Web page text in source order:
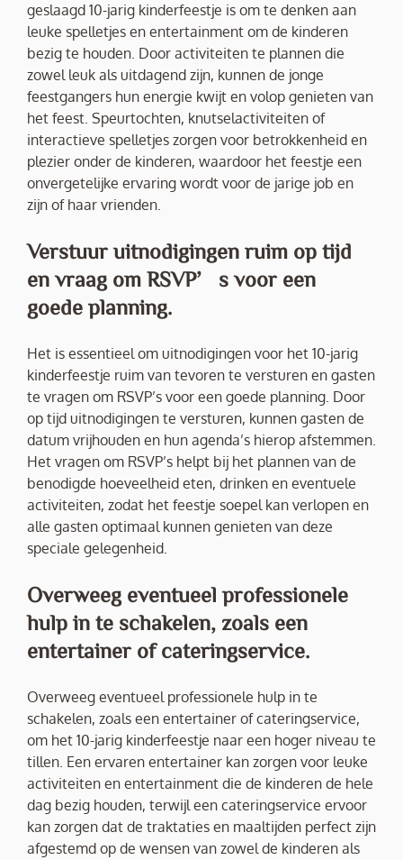
geslaagd 10-jarig kinderfeestje is om te denken aan
leuke spelletjes en entertainment om de kinderen
bezig te houden. Door activiteiten te plannen die
zowel leuk als uitdagend zijn, kunnen de jonge
feestgangers hun energie kwijt en volop genieten van
het feest. Speurtochten, knutselactiviteiten of
interactieve spelletjes zorgen voor betrokkenheid en
plezier onder de kinderen, waardoor het feestje een
onvergetelijke ervaring wordt voor de jarige job en
zijn of haar vrienden.
Verstuur uitnodigingen ruim op tijd
en vraag om RSVP’s voor een
goede planning.
Het is essentieel om uitnodigingen voor het 10-jarig
kinderfeestje ruim van tevoren te versturen en gasten
te vragen om RSVP’s voor een goede planning. Door
op tijd uitnodigingen te versturen, kunnen gasten de
datum vrijhouden en hun agenda’s hierop afstemmen.
Het vragen om RSVP’s helpt bij het plannen van de
benodigde hoeveelheid eten, drinken en eventuele
activiteiten, zodat het feestje soepel kan verlopen en
alle gasten optimaal kunnen genieten van deze
speciale gelegenheid.
Overweeg eventueel professionele
hulp in te schakelen, zoals een
entertainer of cateringservice.
Overweeg eventueel professionele hulp in te
schakelen, zoals een entertainer of cateringservice,
om het 10-jarig kinderfeestje naar een hoger niveau te
tillen. Een ervaren entertainer kan zorgen voor leuke
activiteiten en entertainment die de kinderen de hele
dag bezig houden, terwijl een cateringservice ervoor
kan zorgen dat de traktaties en maaltijden perfect zijn
afgestemd op de wensen van zowel de kinderen als